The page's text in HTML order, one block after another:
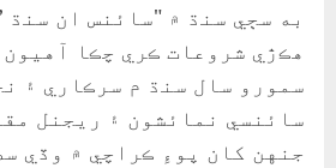
به سڄي سنڌ ۾ "سائنس ان سنڌ
هڪڙي شروعات ڪري چڪا
سمورو سال سنڌ م سرڪاري ۽
سائنسي نمائشون ۽ ريجنل
جنهن کان پوءِ ڪراچي ۾ وڏي